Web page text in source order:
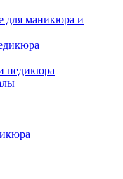
для маникюра и
педикюра